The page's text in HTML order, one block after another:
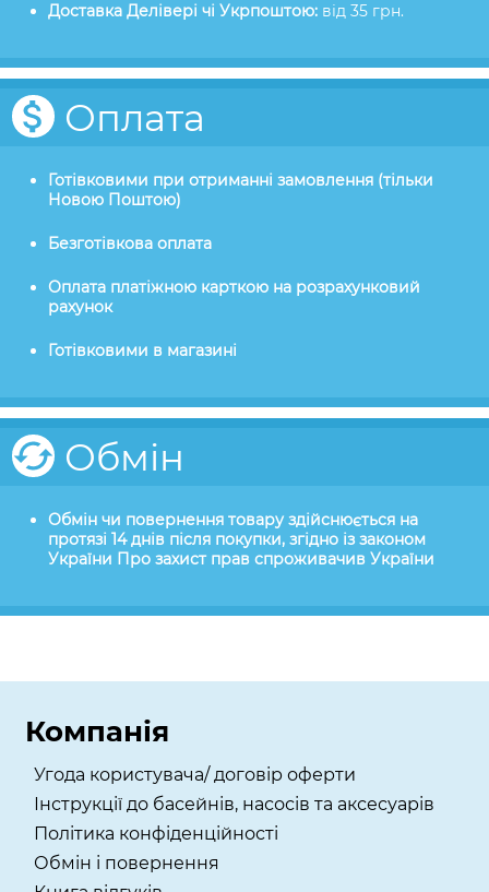
Доставка Делівері чі Укрпоштою: від 35 грн.
Оплата
Готівковими при отриманні замовлення (тільки
Новою Поштою)
Безготівкова оплата
Оплата платіжною карткою на розрахунковий
рахунок
Готівковими в магазині
Обмін
Обмін чи повернення товару здійснюється на
протязі 14 днів після покупки, згідно із законом
України Про захист прав спроживачив України
Компанія
Угода користувача/ договір оферти
Інструкції до басейнів, насосів та аксесуарів
Політика конфіденційності
Обмін і повернення